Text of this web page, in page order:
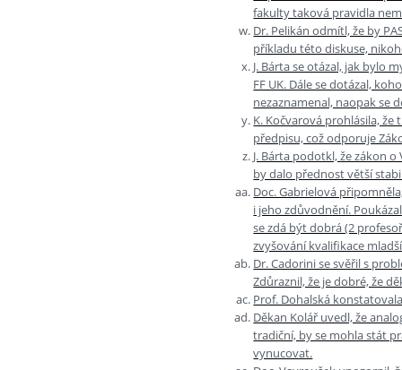
fakulty taková pravidla
Dr. Pelikán odmítl, že by
příkladu této diskuse,
J. Bárta se otázal, jak bylo
FF UK. Dále se dotázal,
nezaznamenal, naopak se
K. Kočvarová prohlásila,
předpisu, což odporuje
J. Bárta podotkl, že zákon
by dalo přednost větší
Doc. Gabrielová
i jeho zdůvodnění.
se zdá být dobrá (2
zvyšování kvalifikace
Dr. Cadorini se svěřil s
Zdůraznil, že je dobré, že
Prof. Dohalská
Děkan Kolář uvedl, že
tradiční, by se mohla stát
vynucovat.